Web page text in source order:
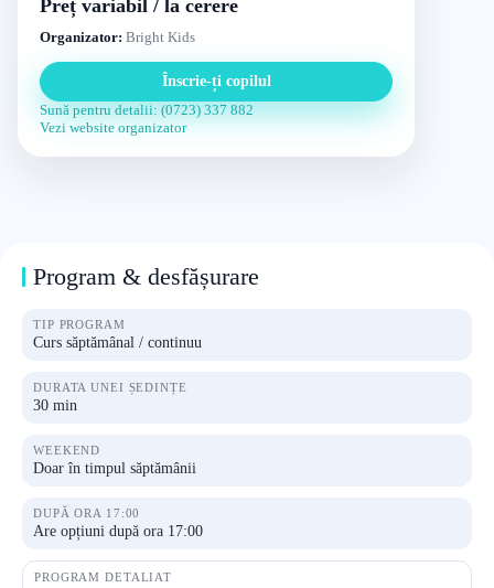
Preț variabil / la cerere
Organizator: Bright Kids
Înscrie-ți copilul
Sună pentru detalii: (0723) 337 882
Vezi website organizator
Program & desfășurare
TIP PROGRAM
Curs săptămânal / continuu
DURATA UNEI ȘEDINȚE
30 min
WEEKEND
Doar în timpul săptămânii
DUPĂ ORA 17:00
Are opțiuni după ora 17:00
PROGRAM DETALIAT